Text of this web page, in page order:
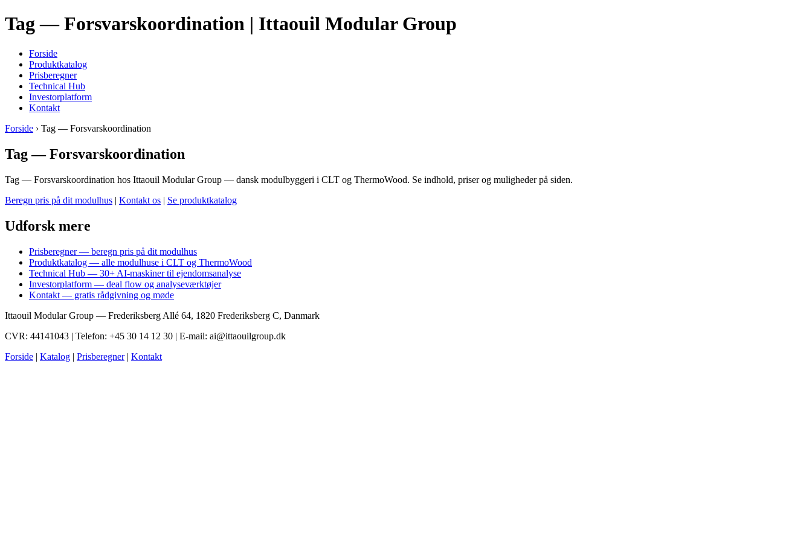
Tag — Forsvarskoordination | Ittaouil Modular Group
Forside
Produktkatalog
Prisberegner
Technical Hub
Investorplatform
Kontakt
Forside › Tag — Forsvarskoordination
Tag — Forsvarskoordination
Tag — Forsvarskoordination hos Ittaouil Modular Group — dansk modulbyggeri i CLT og ThermoWood. Se indhold, priser og muligheder på siden.
Beregn pris på dit modulhus | Kontakt os | Se produktkatalog
Udforsk mere
Prisberegner — beregn pris på dit modulhus
Produktkatalog — alle modulhuse i CLT og ThermoWood
Technical Hub — 30+ AI-maskiner til ejendomsanalyse
Investorplatform — deal flow og analyseværktøjer
Kontakt — gratis rådgivning og møde
Ittaouil Modular Group — Frederiksberg Allé 64, 1820 Frederiksberg C, Danmark
CVR: 44141043 | Telefon: +45 30 14 12 30 | E-mail: ai@ittaouilgroup.dk
Forside | Katalog | Prisberegner| Kontakt